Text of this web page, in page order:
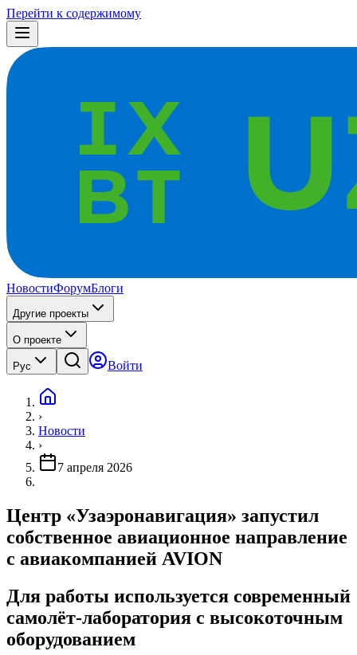
Перейти к содержимому
НовостиФорумБлоги
Другие проекты
О проекте
Рус Войти
›
Новости
›
7 апреля 2026
Центр «Узаэронавигация» запустил
собственное авиационное направление
с авиакомпанией AVION
Для работы используется современный
самолёт-лаборатория с высокоточным
оборудованием